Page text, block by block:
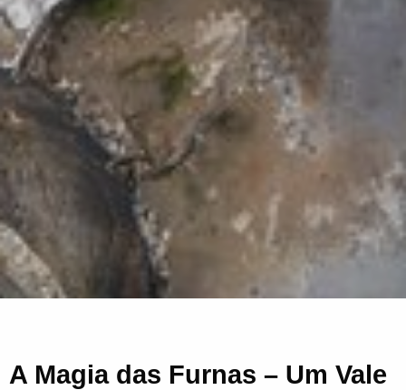
A Magia das Furnas – Um Vale